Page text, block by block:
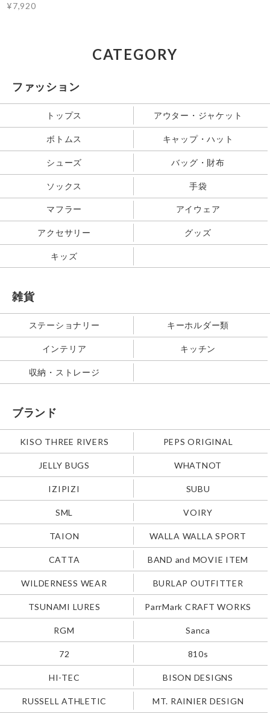
¥7,920
CATEGORY
ファッション
トップス アウター・ジャケット
ボトムス キャップ・ハット
シューズ バッグ・財布
ソックス 手袋
マフラー アイウェア
アクセサリー グッズ
キッズ
雑貨
ステーショナリー キーホルダー類
インテリア キッチン
収納・ストレージ
ブランド
KISO THREE RIVERS PEPS ORIGINAL
JELLY BUGS WHATNOT
IZIPIZI SUBU
SML VOIRY
TAION WALLA WALLA SPORT
CATTA BAND and MOVIE ITEM
WILDERNESS WEAR BURLAP OUTFITTER
TSUNAMI LURES ParrMark CRAFT WORKS
RGM Sanca
72 810s
HI-TEC BISON DESIGNS
RUSSELL ATHLETIC MT. RAINIER DESIGN